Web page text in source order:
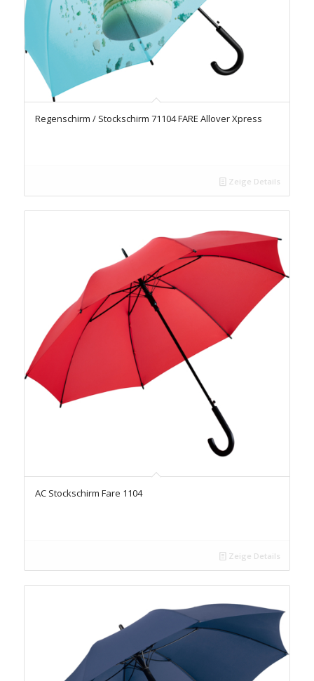
Regenschirm / Stockschirm 71104 FARE Allover Xpress
Zeige Details
AC Stockschirm Fare 1104
Zeige Details